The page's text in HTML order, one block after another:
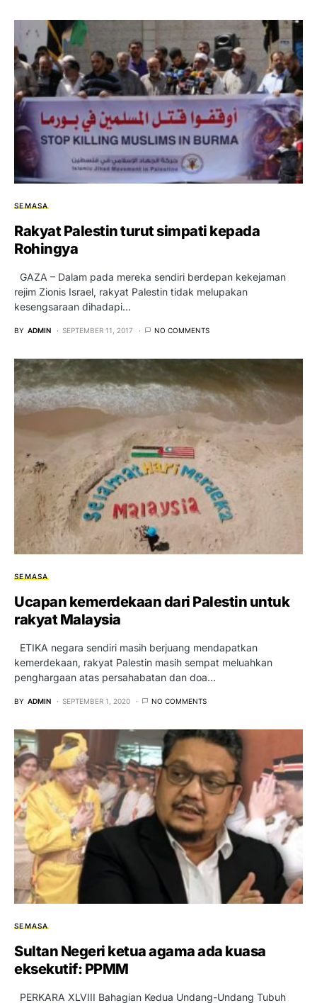
SEMASA
Rakyat Palestin turut simpati kepada
Rohingya
GAZA – Dalam pada mereka sendiri berdepan kekejaman
rejim Zionis Israel, rakyat Palestin tidak melupakan
kesengsaraan dihadapi…
BY ADMIN SEPTEMBER 11, 2017 NO COMMENTS
SEMASA
Ucapan kemerdekaan dari Palestin untuk
rakyat Malaysia
ETIKA negara sendiri masih berjuang mendapatkan
kemerdekaan, rakyat Palestin masih sempat meluahkan
penghargaan atas persahabatan dan doa…
BY ADMIN SEPTEMBER 1, 2020 NO COMMENTS
SEMASA
Sultan Negeri ketua agama ada kuasa
eksekutif: PPMM
PERKARA XLVIII Bahagian Kedua Undang-Undang Tubuh